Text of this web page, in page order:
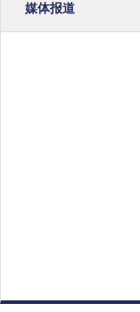
媒体报道